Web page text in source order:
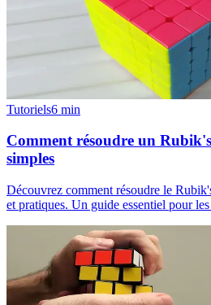
Tutoriels6 min
Comment résoudre un
simples
Découvrez comment résoudre le
et pratiques. Un guide essentiel pour